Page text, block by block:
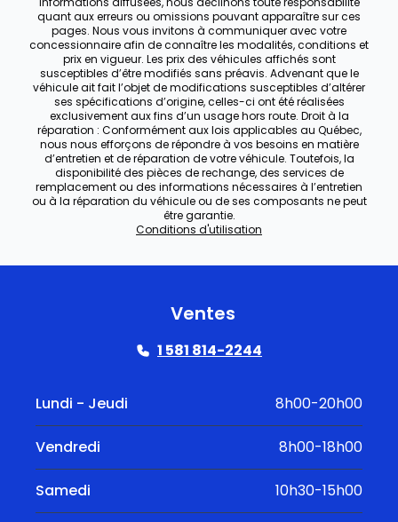
quant aux erreurs ou omissions pouvant apparaître sur ces
pages. Nous vous invitons à communiquer avec votre
concessionnaire afin de connaître les modalités, conditions et
prix en vigueur. Les prix des véhicules affichés sont
susceptibles d’être modifiés sans préavis. Advenant que le
véhicule ait fait l’objet de modifications susceptibles d’altérer
ses spécifications d’origine, celles-ci ont été réalisées
exclusivement aux fins d’un usage hors route. Droit à la
réparation : Conformément aux lois applicables au Québec,
nous nous efforçons de répondre à vos besoins en matière
d’entretien et de réparation de votre véhicule. Toutefois, la
disponibilité des pièces de rechange, des services de
remplacement ou des informations nécessaires à l’entretien
ou à la réparation du véhicule ou de ses composants ne peut
être garantie.
Conditions d'utilisation
Ventes
1 581 814-2244
Lundi - Jeudi 8h00-20h00
Vendredi 8h00-18h00
Samedi 10h30-15h00